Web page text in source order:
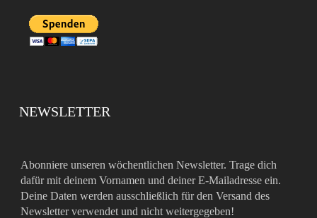
NEWSLETTER
Abonniere unseren wöchentlichen Newsletter. Trage dich
dafür mit deinem Vornamen und deiner E-Mailadresse ein.
Deine Daten werden ausschließlich für den Versand des
Newsletter verwendet und nicht weitergegeben!